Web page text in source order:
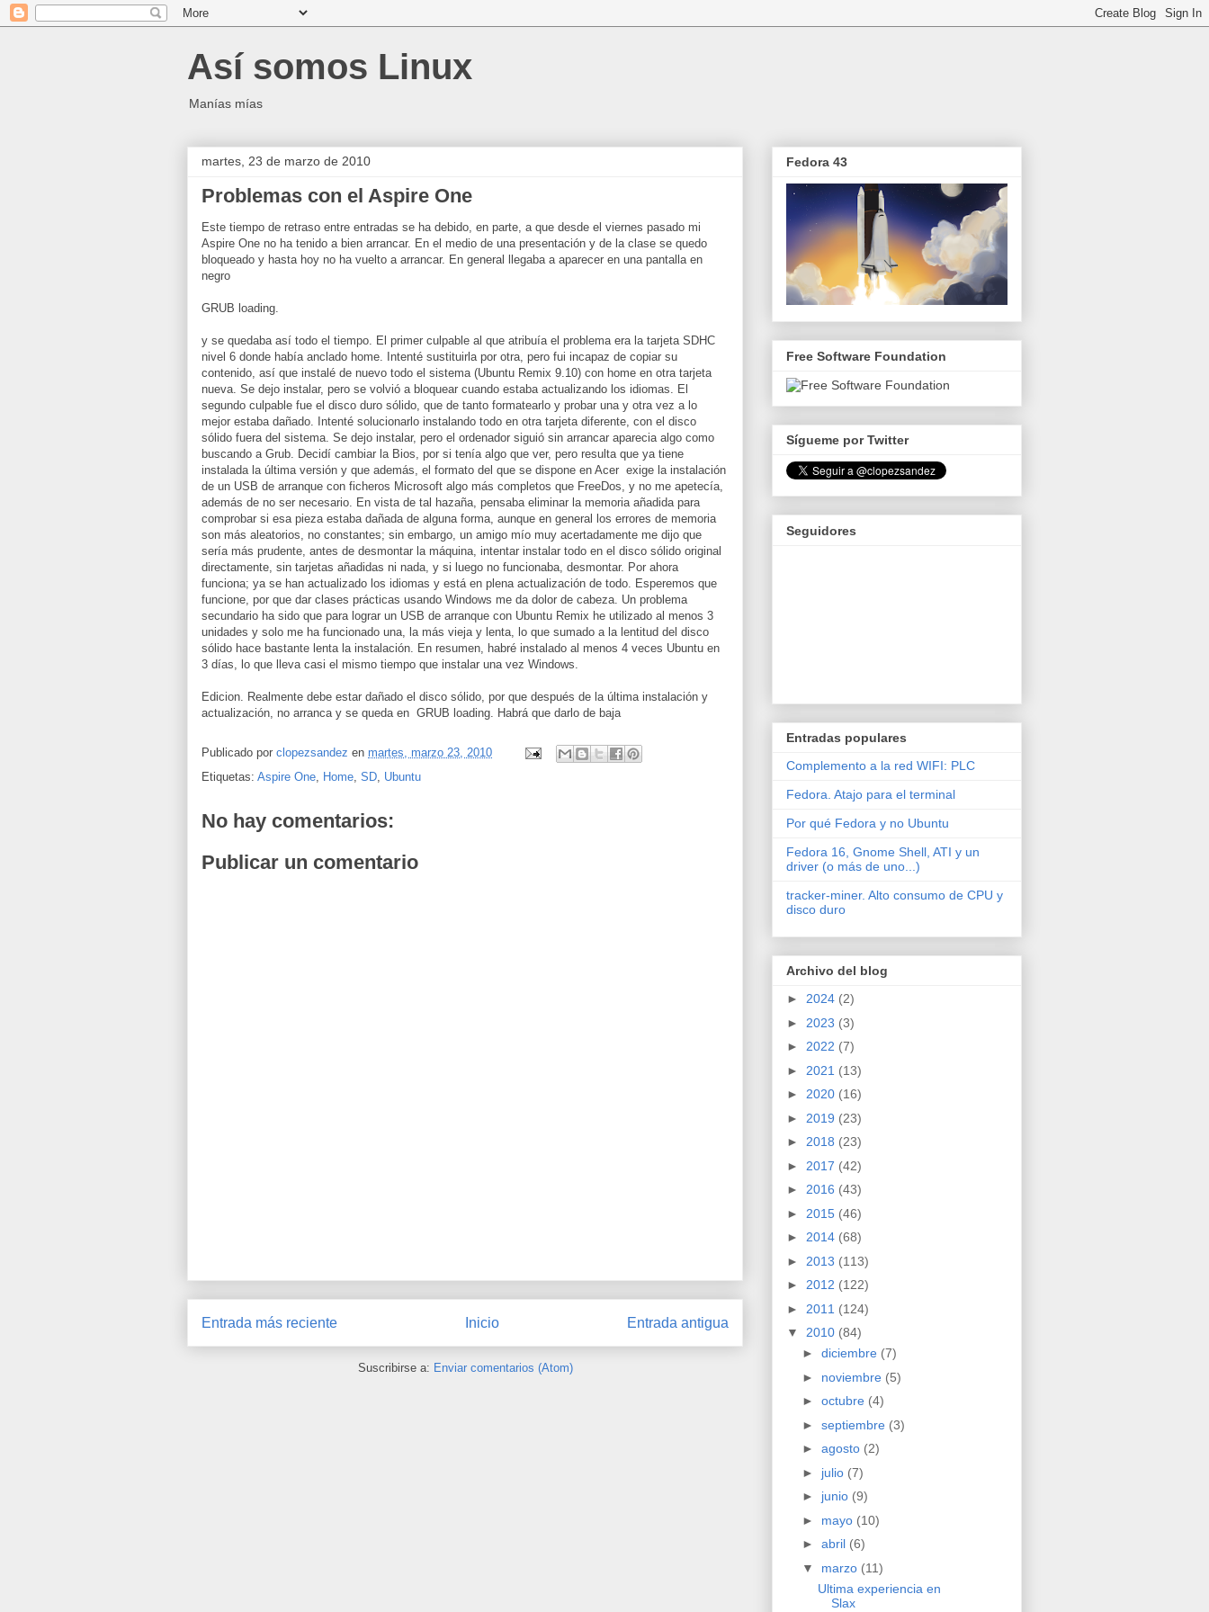
Así somos Linux
Manías mías
martes, 23 de marzo de 2010
Problemas con el Aspire One
Este tiempo de retraso entre entradas se ha debido, en parte, a que desde el viernes pasado mi
Aspire One no ha tenido a bien arrancar. En el medio de una presentación y de la clase se quedo
bloqueado y hasta hoy no ha vuelto a arrancar. En general llegaba a aparecer en una pantalla en
negro
GRUB loading.
y se quedaba así todo el tiempo. El primer culpable al que atribuía el problema era la tarjeta SDHC
nivel 6 donde había anclado home. Intenté sustituirla por otra, pero fui incapaz de copiar su
contenido, así que instalé de nuevo todo el sistema (Ubuntu Remix 9.10) con home en otra tarjeta
nueva. Se dejo instalar, pero se volvió a bloquear cuando estaba actualizando los idiomas. El
segundo culpable fue el disco duro sólido, que de tanto formatearlo y probar una y otra vez a lo
mejor estaba dañado. Intenté solucionarlo instalando todo en otra tarjeta diferente, con el disco
sólido fuera del sistema. Se dejo instalar, pero el ordenador siguió sin arrancar aparecia algo como
buscando a Grub. Decidí cambiar la Bios, por si tenía algo que ver, pero resulta que ya tiene
instalada la última versión y que además, el formato del que se dispone en Acer exige la instalación
de un USB de arranque con ficheros Microsoft algo más completos que FreeDos, y no me apetecía,
además de no ser necesario. En vista de tal hazaña, pensaba eliminar la memoria añadida para
comprobar si esa pieza estaba dañada de alguna forma, aunque en general los errores de memoria
son más aleatorios, no constantes; sin embargo, un amigo mío muy acertadamente me dijo que
sería más prudente, antes de desmontar la máquina, intentar instalar todo en el disco sólido original
directamente, sin tarjetas añadidas ni nada, y si luego no funcionaba, desmontar. Por ahora
funciona; ya se han actualizado los idiomas y está en plena actualización de todo. Esperemos que
funcione, por que dar clases prácticas usando Windows me da dolor de cabeza. Un problema
secundario ha sido que para lograr un USB de arranque con Ubuntu Remix he utilizado al menos 3
unidades y solo me ha funcionado una, la más vieja y lenta, lo que sumado a la lentitud del disco
sólido hace bastante lenta la instalación. En resumen, habré instalado al menos 4 veces Ubuntu en
3 días, lo que lleva casi el mismo tiempo que instalar una vez Windows.
Edicion. Realmente debe estar dañado el disco sólido, por que después de la última instalación y
actualización, no arranca y se queda en GRUB loading. Habrá que darlo de baja
Publicado por clopezsandez en martes, marzo 23, 2010
Etiquetas: Aspire One, Home, SD, Ubuntu
No hay comentarios:
Publicar un comentario
Entrada más reciente Entrada antigua
Inicio
Suscribirse a: Enviar comentarios (Atom)
Fedora 43
Free Software Foundation
Sígueme por Twitter
Seguidores
Entradas populares
Complemento a la red WIFI: PLC
Fedora. Atajo para el terminal
Por qué Fedora y no Ubuntu
Fedora 16, Gnome Shell, ATI y un
driver (o más de uno...)
tracker-miner. Alto consumo de CPU y
disco duro
Archivo del blog
► 2024 (2)
► 2023 (3)
► 2022 (7)
► 2021 (13)
► 2020 (16)
► 2019 (23)
► 2018 (23)
► 2017 (42)
► 2016 (43)
► 2015 (46)
► 2014 (68)
► 2013 (113)
► 2012 (122)
► 2011 (124)
▼ 2010 (84)
► diciembre (7)
► noviembre (5)
► octubre (4)
► septiembre (3)
► agosto (2)
► julio (7)
► junio (9)
► mayo (10)
► abril (6)
▼ marzo (11)
Ultima experiencia en
Slax